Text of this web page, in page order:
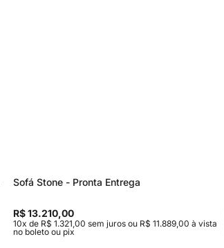
Sofá Stone - Pronta Entrega
R$ 13.210,00
10x de R$ 1.321,00 sem juros ou R$ 11.889,00 à vista
no boleto ou pix